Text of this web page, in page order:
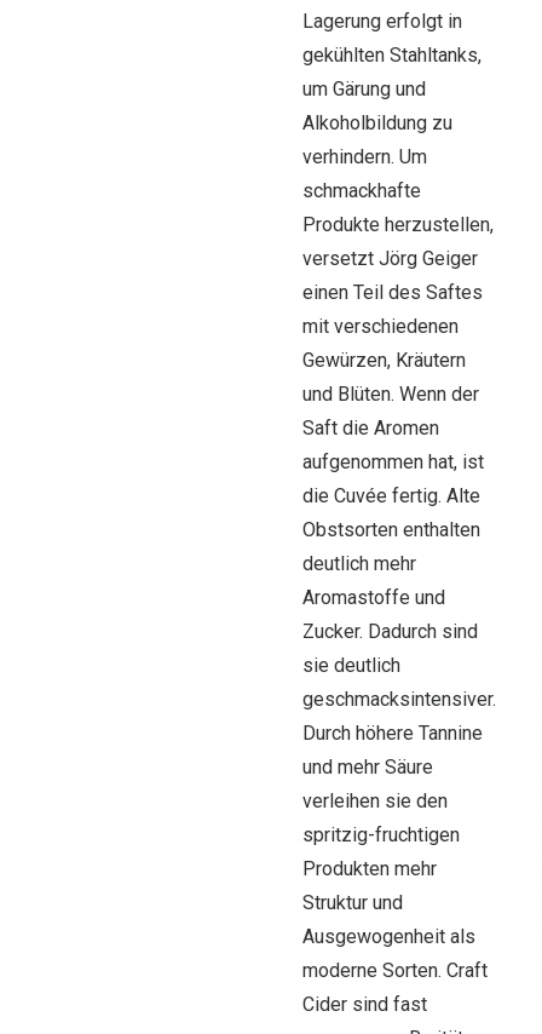
Lagerung erfolgt in
gekühlten Stahltanks,
um Gärung und
Alkoholbildung zu
verhindern. Um
schmackhafte
Produkte herzustellen,
versetzt Jörg Geiger
einen Teil des Saftes
mit verschiedenen
Gewürzen, Kräutern
und Blüten. Wenn der
Saft die Aromen
aufgenommen hat, ist
die Cuvée fertig. Alte
Obstsorten enthalten
deutlich mehr
Aromastoffe und
Zucker. Dadurch sind
sie deutlich
geschmacksintensiver.
Durch höhere Tannine
und mehr Säure
verleihen sie den
spritzig-fruchtigen
Produkten mehr
Struktur und
Ausgewogenheit als
moderne Sorten. Craft
Cider sind fast